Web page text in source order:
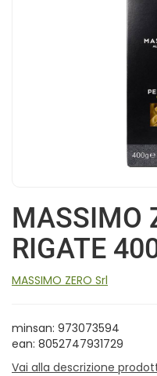
MASSIMO
RIGATE
MASSIMO ZERO Srl
minsan: 973073594
ean: 8052747931729
Vai alla descrizione